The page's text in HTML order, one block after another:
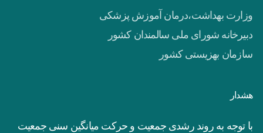
وزارت بهداشت،درمان آموزش پزشکی
دبیرخانه شورای ملی سالمندان کشور
سازمان بهزیستی کشور
هشدار
با توجه به روند رشدی جمعیت و حرکت میانگین سنی جمعیت